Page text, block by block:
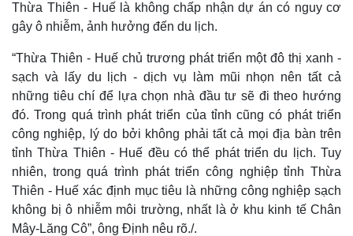
Thế giới
Quan sát
Cuộc sống đó đây
Hồ sơ
Multimedia
Video
Ảnh
E-Magazine
Infographic
Thừa Thiên - Huế là không chấp nhận dự án có nguy cơ
gây ô nhiễm, ảnh hưởng đến du lịch.
“Thừa Thiên - Huế chủ trương phát triển một đô thị xanh -
sạch và lấy du lịch - dịch vụ làm mũi nhọn nên tất cả
những tiêu chí để lựa chọn nhà đầu tư sẽ đi theo hướng
đó. Trong quá trình phát triển của tỉnh cũng có phát triển
công nghiệp, lý do bởi không phải tất cả mọi địa bàn trên
tỉnh Thừa Thiên - Huế đều có thể phát triển du lịch. Tuy
nhiên, trong quá trình phát triển công nghiệp tỉnh Thừa
Thiên - Huế xác định mục tiêu là những công nghiệp sạch
không bị ô nhiễm môi trường, nhất là ở khu kinh tế Chân
Mây-Lăng Cô”, ông Định nêu rõ./.